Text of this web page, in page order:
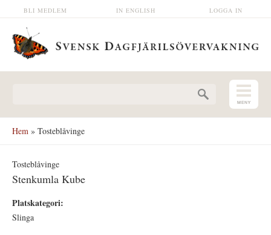
Hoppa till huvudinnehåll LOGGA IN
IN ENGLISH
BLI MEDLEM
Hem » Tosteblåvinge
Tosteblåvinge
Stenkumla Kube
Platskategori:
Slinga